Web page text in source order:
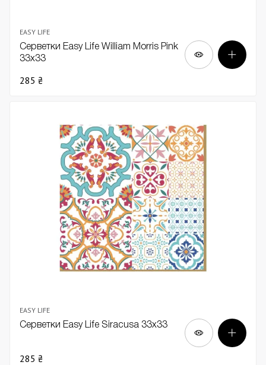
EASY LIFE
Серветки Easy Life William Morris Pink
33x33
285 ₴
EASY LIFE
Серветки Easy Life Siracusa 33х33
285 ₴